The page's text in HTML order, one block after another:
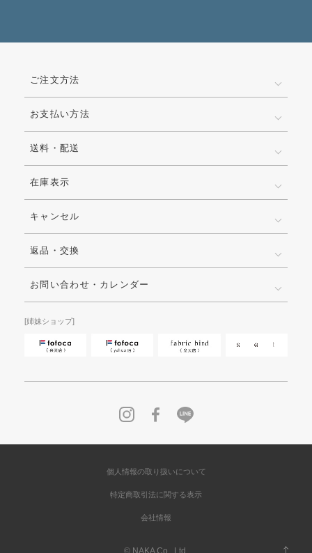
ご注文方法
お支払い方法
送料・配送
在庫表示
キャンセル
返品・交換
お問い合わせ・カレンダー
[姉妹ショップ]
個人情報の取り扱いについて
特定商取引法に関する表示
会社情報
© NAKA Co., Ltd.